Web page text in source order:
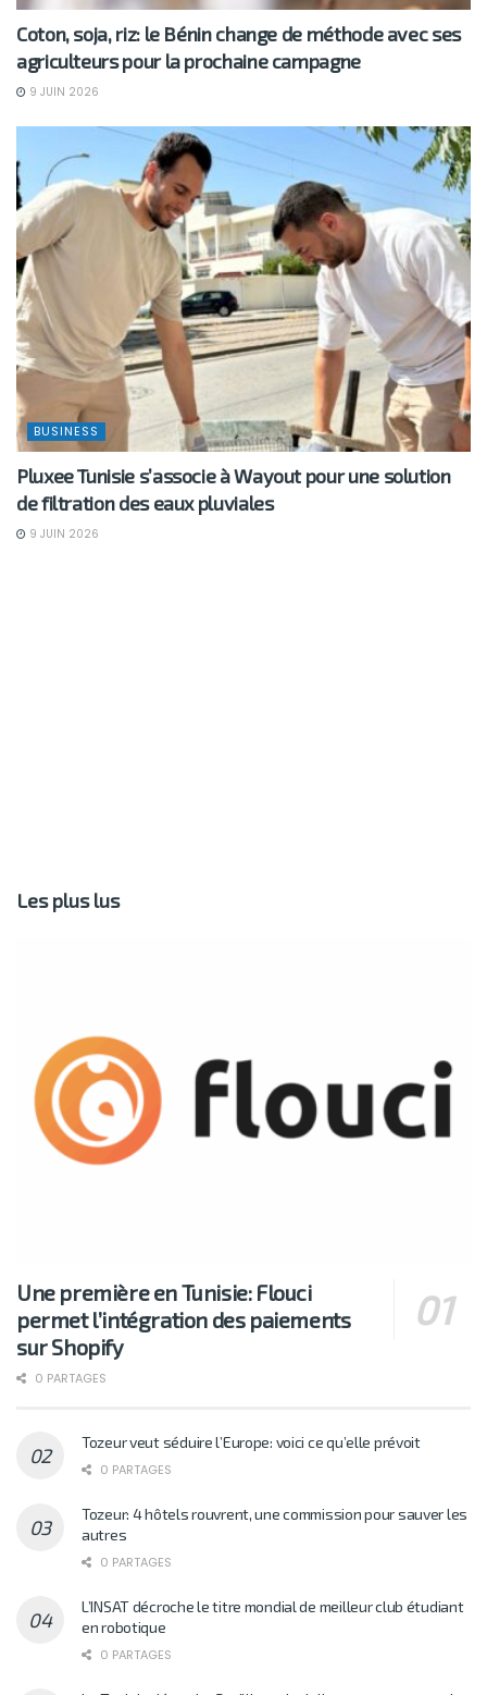
Coton, soja, riz: le Bénin change de méthode avec ses
agriculteurs pour la prochaine campagne
9 JUIN 2026
BUSINESS
Pluxee Tunisie s’associe à Wayout pour une solution
de filtration des eaux pluviales
9 JUIN 2026
Les plus lus
Une première en Tunisie: Flouci
permet l’intégration des paiements
sur Shopify
0 PARTAGES
Tozeur veut séduire l’Europe: voici ce qu’elle prévoit
0 PARTAGES
Tozeur: 4 hôtels rouvrent, une commission pour sauver les
autres
0 PARTAGES
L’INSAT décroche le titre mondial de meilleur club étudiant
en robotique
0 PARTAGES